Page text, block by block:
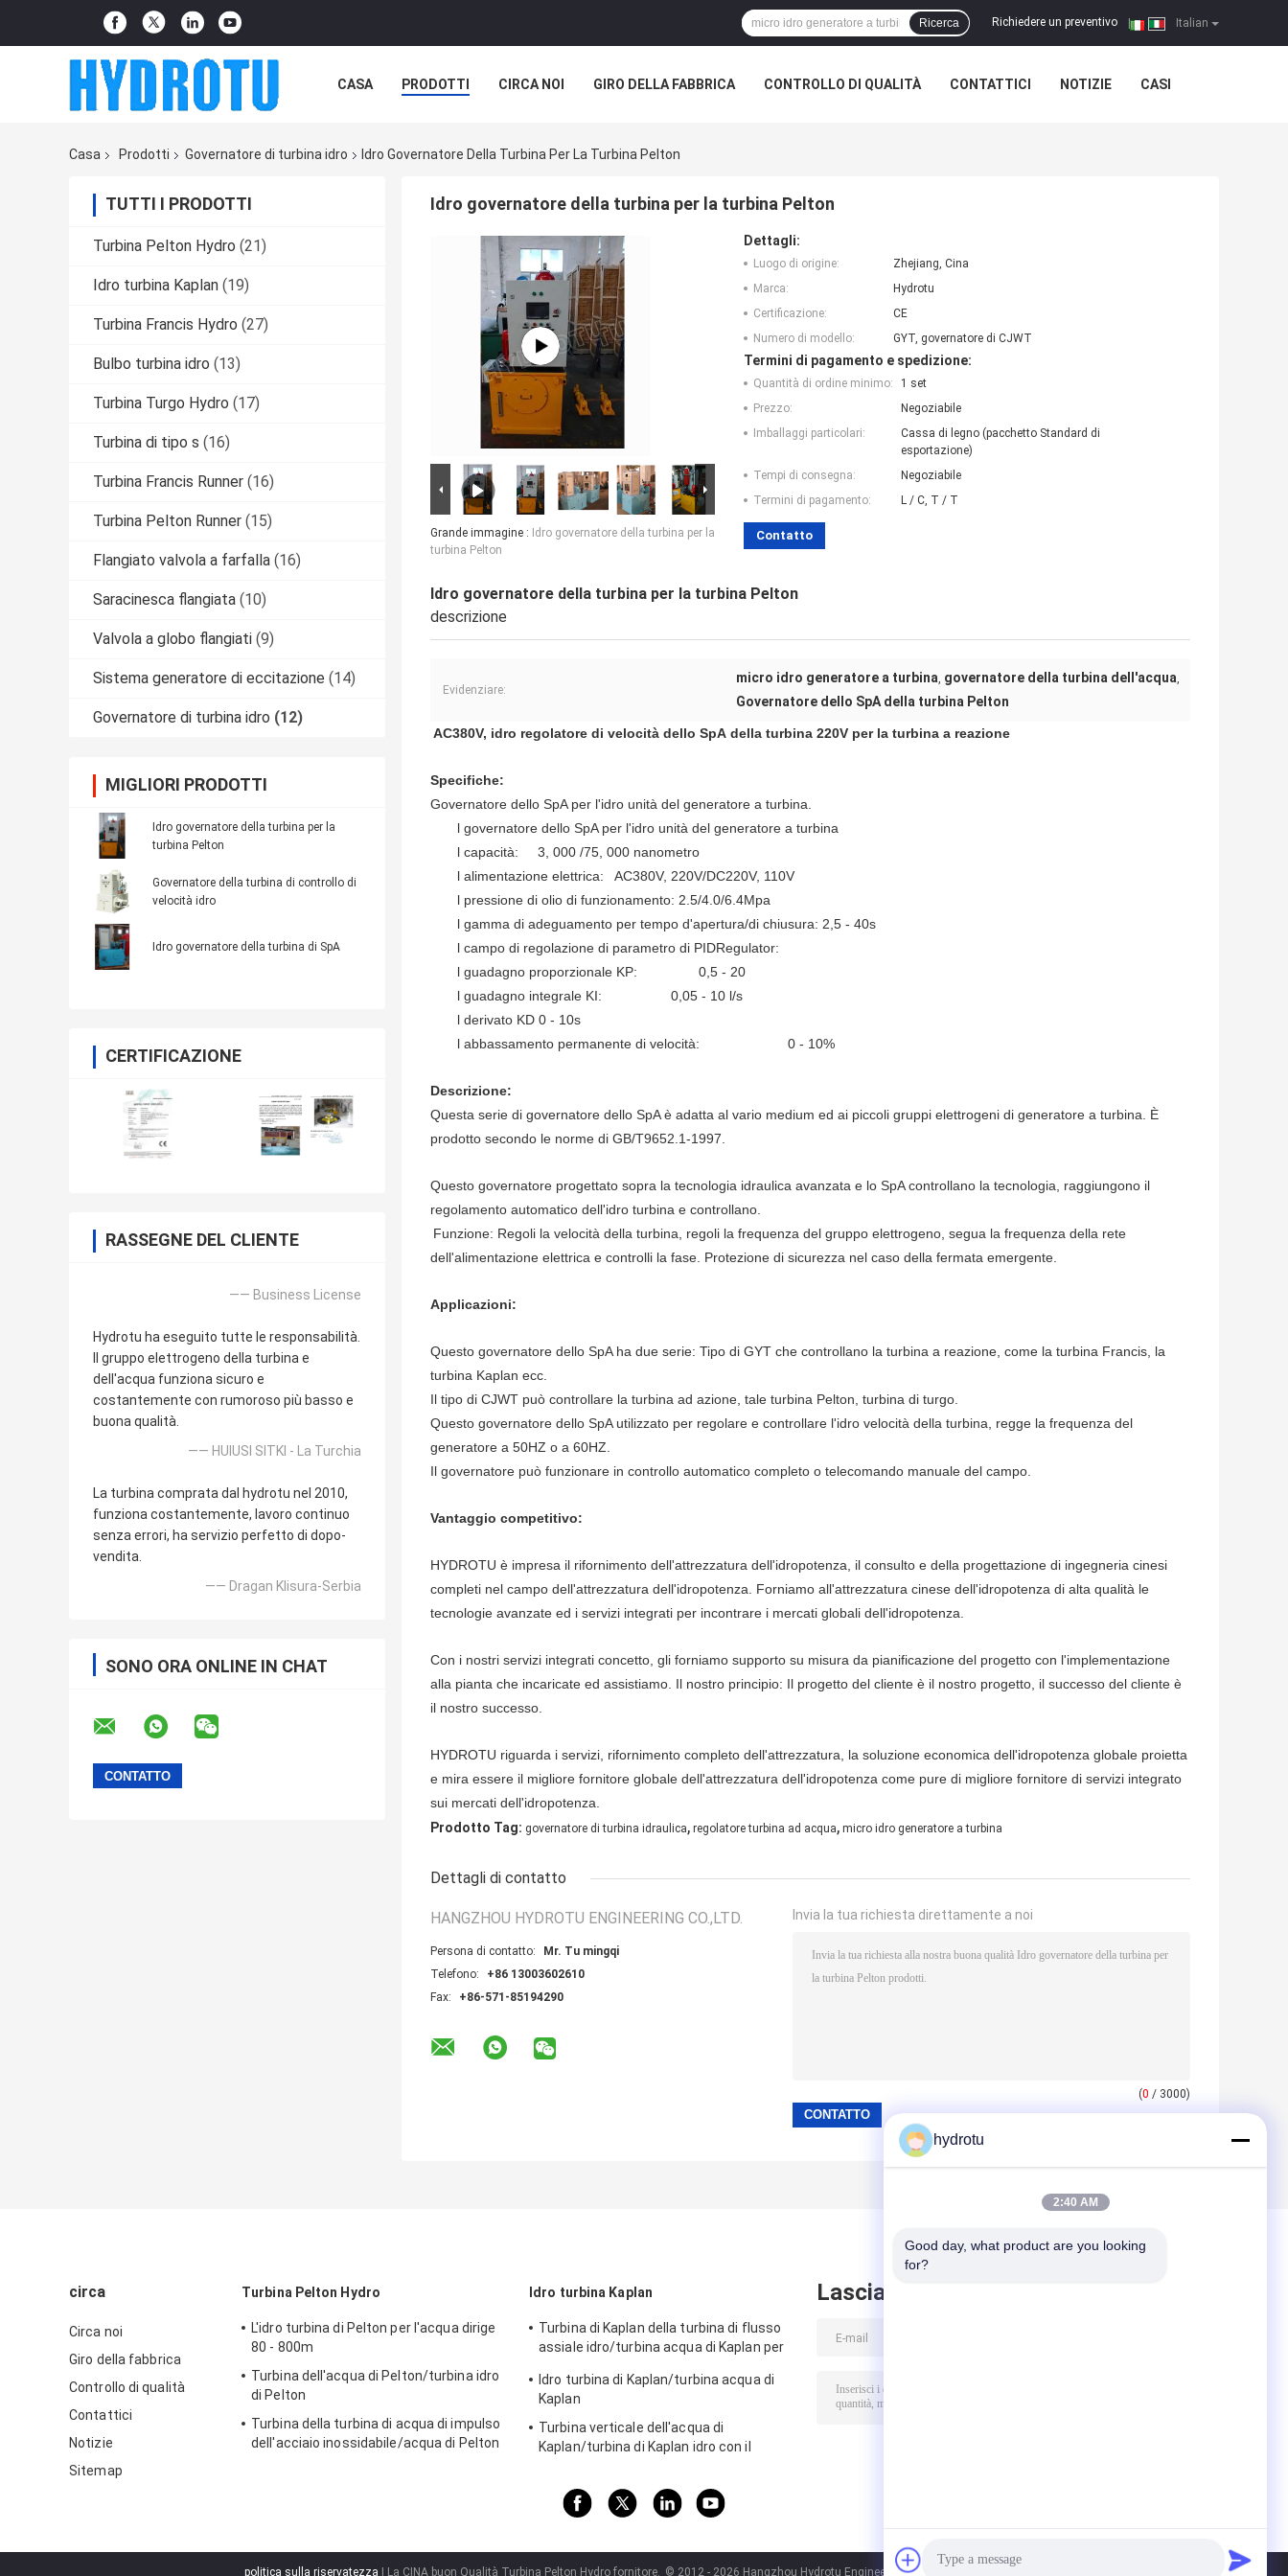
Italian
Richiedere un preventivo |
Ricerca
CASA PRODOTTI CIRCA NOI GIRO DELLA FABBRICA CONTROLLO DI QUALITÀ CONTATTICI NOTIZIE CASI
Casa Prodotti Governatore di turbina idro Idro Governatore Della Turbina Per La Turbina Pelton
TUTTI I PRODOTTI
Turbina Pelton Hydro (21)
Idro turbina Kaplan (19)
Turbina Francis Hydro (27)
Bulbo turbina idro (13)
Turbina Turgo Hydro (17)
Turbina di tipo s (16)
Turbina Francis Runner (16)
Turbina Pelton Runner (15)
Flangiato valvola a farfalla (16)
Saracinesca flangiata (10)
Valvola a globo flangiati (9)
Sistema generatore di eccitazione (14)
Governatore di turbina idro (12)
MIGLIORI PRODOTTI
Idro governatore della turbina per la
turbina Pelton
Governatore della turbina di controllo di
velocità idro
Idro governatore della turbina di SpA
CERTIFICAZIONE
RASSEGNE DEL CLIENTE
—— Business License
Hydrotu ha eseguito tutte le responsabilità.
Il gruppo elettrogeno della turbina e
dell'acqua funziona sicuro e
costantemente con rumoroso più basso e
buona qualità.
—— HUlUSI SITKI - La Turchia
La turbina comprata dal hydrotu nel 2010,
funziona costantemente, lavoro continuo
senza errori, ha servizio perfetto di dopo-
vendita.
—— Dragan Klisura-Serbia
SONO ORA ONLINE IN CHAT
Idro governatore della turbina per la turbina Pelton
Grande immagine : Idro governatore della turbina per la
turbina Pelton
Dettagli:
Luogo di origine:
Zhejiang, Cina
Marca:
Hydrotu
Certificazione:
CE
Numero di modello:
GYT, governatore di CJWT
Termini di pagamento e spedizione:
Quantità di ordine minimo:
1 set
Prezzo:
Negoziabile
Imballaggi particolari:
Cassa di legno (pacchetto Standard di
esportazione)
Tempi di consegna:
Negoziabile
Termini di pagamento:
L / C, T / T
Contatto
Idro governatore della turbina per la turbina Pelton
descrizione
Evidenziare:
micro idro generatore a turbina, governatore della turbina dell'acqua,
Governatore dello SpA della turbina Pelton
AC380V, idro regolatore di velocità dello SpA della turbina 220V per la turbina a reazione
Specifiche:
Governatore dello SpA per l'idro unità del generatore a turbina.
l governatore dello SpA per l'idro unità del generatore a turbina
l capacità: 3, 000 /75, 000 nanometro
l alimentazione elettrica: AC380V, 220V/DC220V, 110V
l pressione di olio di funzionamento: 2.5/4.0/6.4Mpa
l gamma di adeguamento per tempo d'apertura/di chiusura: 2,5 - 40s
l campo di regolazione di parametro di PIDRegulator:
l guadagno proporzionale KP: 0,5 - 20
l guadagno integrale KI: 0,05 - 10 l/s
l derivato KD 0 - 10s
l abbassamento permanente di velocità: 0 - 10%
Descrizione:
Questa serie di governatore dello SpA è adatta al vario medium ed ai piccoli gruppi elettrogeni di generatore a turbina. È
prodotto secondo le norme di GB/T9652.1-1997.
Questo governatore progettato sopra la tecnologia idraulica avanzata e lo SpA controllano la tecnologia, raggiungono il
regolamento automatico dell'idro turbina e controllano.
Funzione: Regoli la velocità della turbina, regoli la frequenza del gruppo elettrogeno, segua la frequenza della rete
dell'alimentazione elettrica e controlli la fase. Protezione di sicurezza nel caso della fermata emergente.
Applicazioni:
Questo governatore dello SpA ha due serie: Tipo di GYT che controllano la turbina a reazione, come la turbina Francis, la
turbina Kaplan ecc.
Il tipo di CJWT può controllare la turbina ad azione, tale turbina Pelton, turbina di turgo.
Questo governatore dello SpA utilizzato per regolare e controllare l'idro velocità della turbina, regge la frequenza del
generatore a 50HZ o a 60HZ.
Il governatore può funzionare in controllo automatico completo o telecomando manuale del campo.
Vantaggio competitivo:
HYDROTU è impresa il rifornimento dell'attrezzatura dell'idropotenza, il consulto e della progettazione di ingegneria cinesi
completi nel campo dell'attrezzatura dell'idropotenza. Forniamo all'attrezzatura cinese dell'idropotenza di alta qualità le
tecnologie avanzate ed i servizi integrati per incontrare i mercati globali dell'idropotenza.
Con i nostri servizi integrati concetto, gli forniamo supporto su misura da pianificazione del progetto con l'implementazione
alla pianta che incaricate ed assistiamo. Il nostro principio: Il progetto del cliente è il nostro progetto, il successo del cliente è
il nostro successo.
HYDROTU riguarda i servizi, rifornimento completo dell'attrezzatura, la soluzione economica dell'idropotenza globale proietta
e mira essere il migliore fornitore globale dell'attrezzatura dell'idropotenza come pure di migliore fornitore di servizi integrato
sui mercati dell'idropotenza.
Prodotto Tag: governatore di turbina idraulica, regolatore turbina ad acqua, micro idro generatore a turbina
Dettagli di contatto
HANGZHOU HYDROTU ENGINEERING CO.,LTD.
Persona di contatto:
Mr. Tu mingqi
Telefono:
+86 13003602610
Fax:
+86-571-85194290
Invia la tua richiesta direttamente a noi
(0 / 3000)
circa
Circa noi
Giro della fabbrica
Controllo di qualità
Contattici
Notizie
Sitemap
Turbina Pelton Hydro
L'idro turbina di Pelton per l'acqua dirige
80 - 800m
Turbina dell'acqua di Pelton/turbina idro
di Pelton
Turbina della turbina di acqua di impulso
dell'acciaio inossidabile/acqua di Pelton
Idro turbina Kaplan
Turbina di Kaplan della turbina di flusso
assiale idro/turbina acqua di Kaplan per
idropotenza di 70m - di 2m
Idro turbina di Kaplan/turbina acqua di
Kaplan
Turbina verticale dell'acqua di
Kaplan/turbina di Kaplan idro con il
Lasciare messaggio
politica sulla riservatezza | La CINA buon Qualità Turbina Pelton Hydro fornitore. © 2012 - 2026 Hangzhou Hydrotu Engineering Co.,Ltd.. All Rights Reserved.
hydrotu
2:40 AM
Good day, what product are you looking
for?